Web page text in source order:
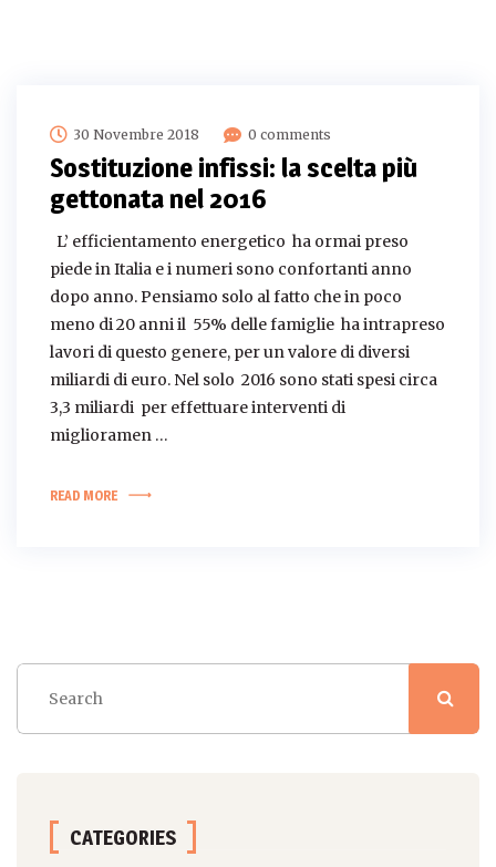
30 Novembre 2018 0 comments
Sostituzione infissi: la scelta più
gettonata nel 2016
L’ efficientamento energetico ha ormai preso
piede in Italia e i numeri sono confortanti anno
dopo anno. Pensiamo solo al fatto che in poco
meno di 20 anni il 55% delle famiglie ha intrapreso
lavori di questo genere, per un valore di diversi
miliardi di euro. Nel solo 2016 sono stati spesi circa
3,3 miliardi per effettuare interventi di
miglioramen …
READ MORE
CATEGORIES